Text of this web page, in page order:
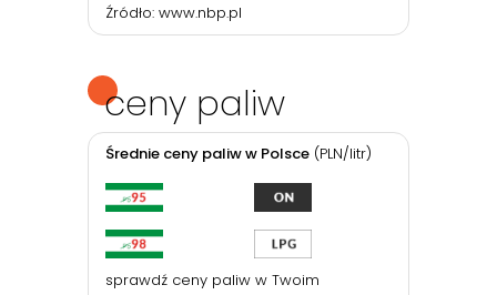
ceny paliw
Średnie ceny paliw w Polsce (PLN/litr)
sprawdź ceny paliw w Twoim
Źródło: www.nbp.pl